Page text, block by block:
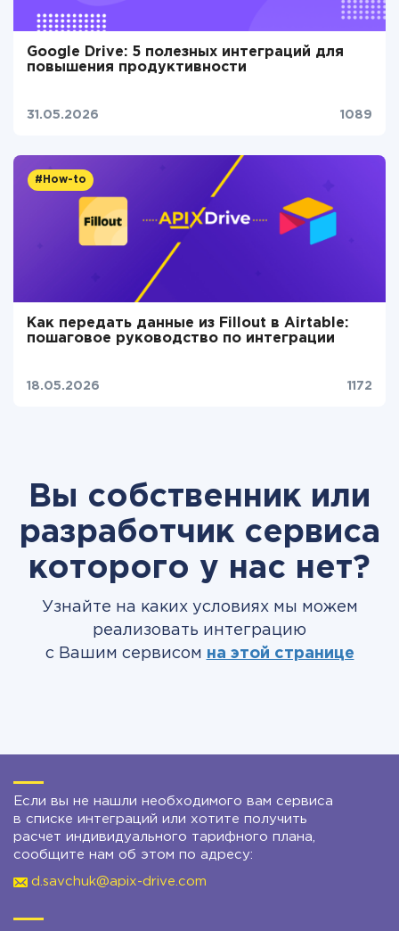
Google Drive: 5 полезных интеграций для
повышения продуктивности
31.05.2026 1089
#How-to
Как передать данные из Fillout в Airtable:
пошаговое руководство по интеграции
18.05.2026 1172
Вы собственник или
разработчик сервиса
которого у нас нет?
Узнайте на каких условиях мы можем
реализовать интеграцию
с Вашим сервисом на этой странице
Если вы не нашли необходимого вам сервиса
в списке интеграций или хотите получить
расчет индивидуального тарифного плана,
сообщите нам об этом по адресу:
d.savchuk@apix-drive.com